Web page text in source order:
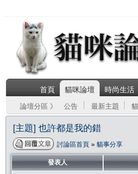
首頁 貓咪論壇 時尚生活
論壇分區 》 公告 最新主題
[主題] 也許都是我的錯
討論區首頁 » 貓事分享
發表人